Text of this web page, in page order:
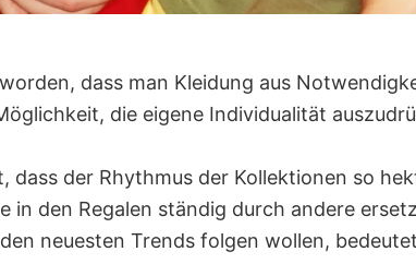
dass man Kleidung aus
die eigene Individualität
dass der Rhythmus der Kollektionen so
in den Regalen ständig durch andere
neuesten Trends folgen wollen,